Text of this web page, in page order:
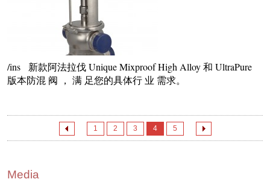
/ins 新款阿法拉伐 Unique Mixproof High Alloy 和 UltraPure
版本防混 阀 ， 满 足您的具体行 业 需求。
1 2 3 4 5
Media